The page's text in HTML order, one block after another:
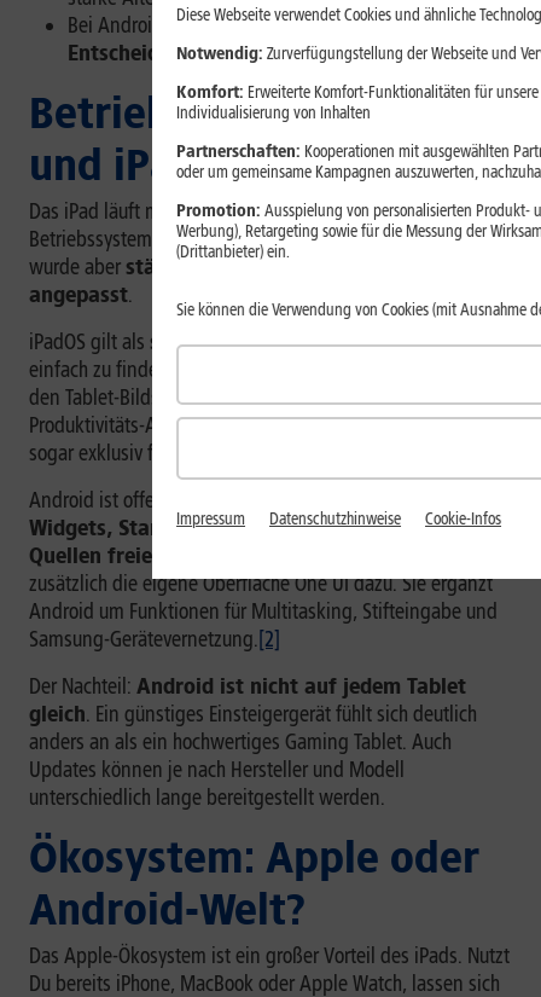
Bei Android kanndie große Auswahl die
Entscheidung erschweren.
Betriebssystem: Android
und iPadOS im Vergleich
Das iPad läuft mit iPadOS. Das ist Apples eigenes
Betriebssystem für Tablets. Es ist eng mit iOS verwandt,
wurde aber stärker für größere Bildschirme
angepasst.
iPadOS gilt als sehr übersichtlich. Viele Funktionen sind
einfach zu finden. Apps laufen meist stabil und sind gut an
den Tablet-Bildschirm angepasst.[1]Viele Kreativ- und
Produktivitäts-Apps sind gut für iPadOS optimiert, einige
sogar exklusiv für Apple erhältlich.
Android ist offener und flexibler. Du kannst
Widgets, Standard-Apps und teils auch App-
Quellen freier anpassen
zusätzlich die eigene Oberfläche One UI dazu. Sie ergänzt
Android um Funktionen für Multitasking, Stifteingabe und
Samsung-Gerätevernetzung.[2]
Der Nachteil: Android ist nicht auf jedem Tablet
gleich. Ein günstiges Einsteigergerät fühlt sich deutlich
anders an als ein hochwertiges Gaming Tablet. Auch
Updates können je nach Hersteller und Modell
unterschiedlich lange bereitgestellt werden.
Ökosystem: Apple oder
Android-Welt?
Das Apple-Ökosystem ist ein großer Vorteil des iPads. Nutzt
Du bereits iPhone, MacBook oder Apple Watch, lassen sich
Diese Webseite verwendet Cookies und ähnliche
Notwendig: Zurverfügungstellung der Webseite und
Komfort: Erweiterte Komfort-Funktionalitäten für
Individualisierung von Inhalten
Partnerschaften: Kooperationen mit ausgewählten
oder um gemeinsame Kampagnen auszuwerten,
Promotion: Ausspielung von personalisierten Produkt-
Werbung), Retargeting sowie für die Messung der
(Drittanbieter) ein.
Sie können die Verwendung von Cookies (mit Ausnahme
Impressum Datenschutzhinweise Cookie-Infos